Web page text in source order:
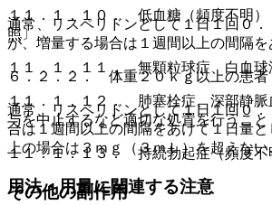
１１．１．１０． 低血糖（頻度不明）
照〕。
１１．１．１１． 無顆粒球症、白血球
１１．１．１２． 肺塞栓症、深部静脈
与を中止するなど適切な処置を行うこと
１１．１．１３． 持続勃起症（頻度不
その他の副作用
通常、リスペリドンとして１日１回０
が、増量する場合は１週間以上の間隔
６．２．２． 体重２０ｋｇ以上の患者
通常、リスペリドンとして１日１回０
合は１週間以上の間隔をあけて１日量
上の場合は３ｍｇ（３ｍＬ）を超えない
用法・用量に関連する注意